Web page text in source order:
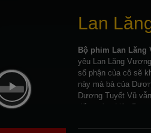
Lan
Bộ phim Lan Lăng
yêu Lan Lăng
số phận của cô sẽ
này mà bà của
Dương Tuyết Vũ
đất nước. Liệu